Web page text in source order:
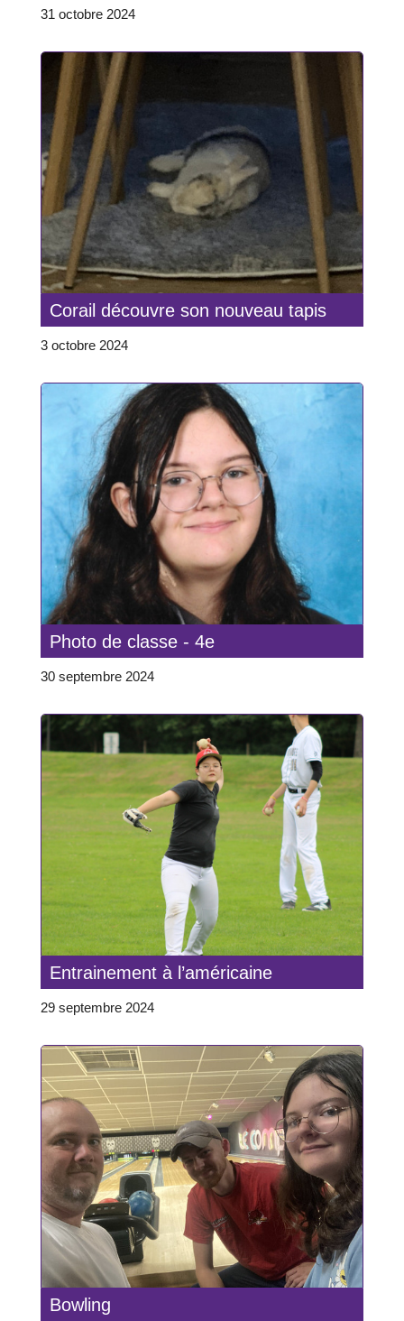
31 octobre 2024
Corail découvre son nouveau tapis
3 octobre 2024
Photo de classe - 4e
30 septembre 2024
Entrainement à l’américaine
29 septembre 2024
Bowling